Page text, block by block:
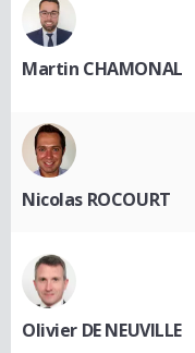
Martin CHAMONAL
Nicolas ROCOURT
Olivier DE NEUVILLE